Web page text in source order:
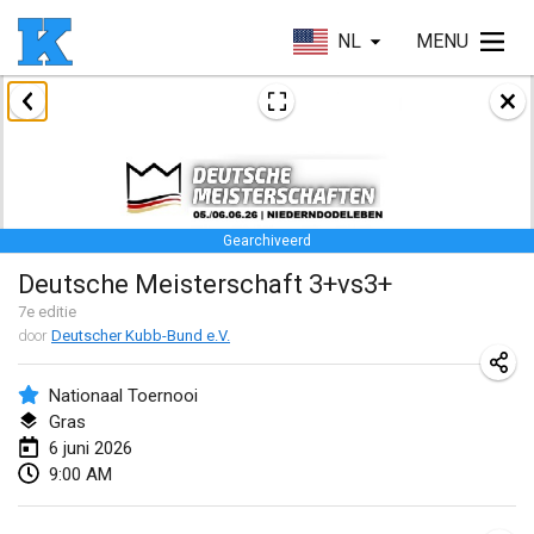
NL MENU
Gearchiveerd
Deutsche Meisterschaft 3+vs3+
7e editie
door Deutscher Kubb-Bund e.V.
Nationaal Toernooi
Gras
6 juni 2026
9:00 AM
januari 2026
Skuffle for the Shovel
17 jan. 2026|Verenigde Staten
Skuffle for the Shovel
17 jan. 2026|Verenigde Staten
Winterkubb
25 jan. 2026|België
maart 2026
Winter Kubb Mött
1 mrt. 2026|Duitsland